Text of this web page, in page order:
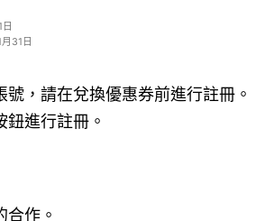
31日
號，請在兌換優惠券前進行註冊。
進行註冊。
合作。